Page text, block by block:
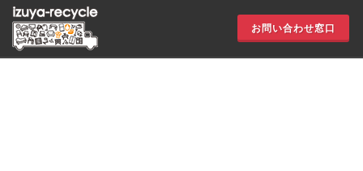
お問い合わせ窓口